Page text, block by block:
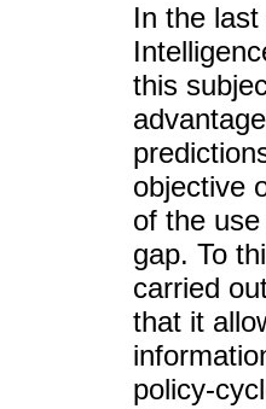
In the
this
objective
of the
gap. To
carried
that it
policy-